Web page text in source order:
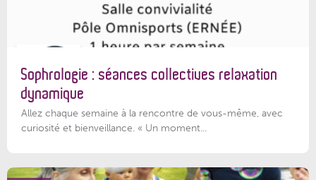
Sophrologie : séances collectives relaxation
dynamique
Allez chaque semaine à la rencontre de vous-même, avec
curiosité et bienveillance. « Un moment...